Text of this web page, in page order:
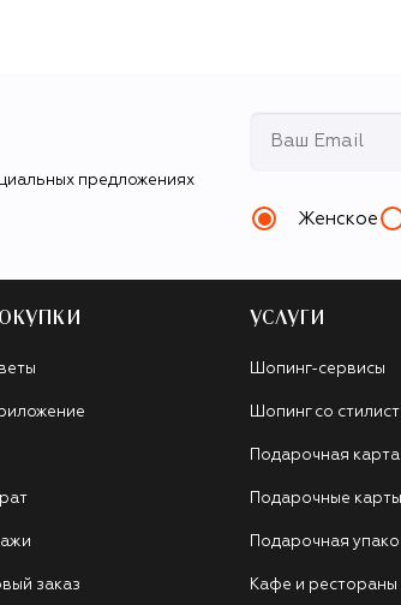
предложениях
Женское
заказ
УСЛУГИ
Шопинг-сервисы
Шопинг со
Подарочная карта
Подарочные
Подарочная
Кафе и рестораны